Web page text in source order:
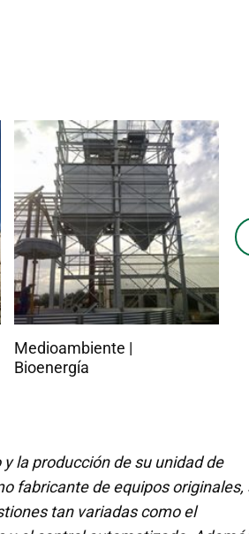
Procesamiento de
alimentos y pienso
la producción de su unidad de
fabricante de equipos originales,
tan variadas como el